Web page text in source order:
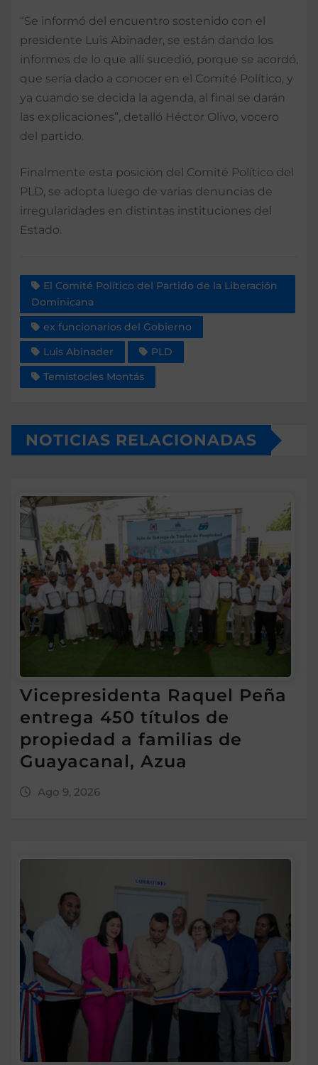
“Se informó del encuentro sostenido con el
presidente Luis Abinader, se están dando los
informes de lo que allí sucedió, porque se acordó,
que sería dado a conocer en el Comité Político, y
ya cuando se decida la agenda, al final se darán
las explicaciones”, detalló Héctor Olivo, vocero
del partido.
Finalmente esta posición del Comité Político del
PLD, se adopta luego de varias denuncias de
irregularidades en distintas instituciones del
Estado.
El Comité Político del Partido de la Liberación
Dominicana
ex funcionarios del Gobierno
Luis Abinader
PLD
Temístocles Montás
NOTICIAS RELACIONADAS
Vicepresidenta Raquel Peña
entrega 450 títulos de
propiedad a familias de
Guayacanal, Azua
Ago 9, 2026